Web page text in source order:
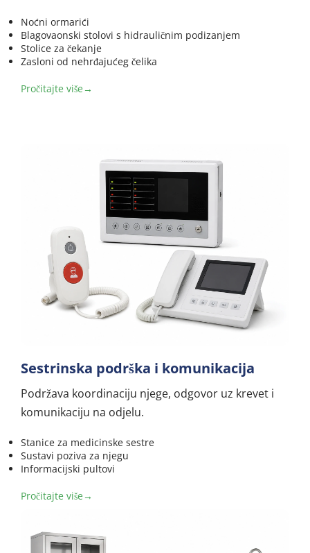
Noćni ormarići
Blagovaonski stolovi s hidrauličnim podizanjem
Stolice za čekanje
Zasloni od nehrđajućeg čelika
Pročitajte više→
Sestrinska podrška i komunikacija
Podržava koordinaciju njege, odgovor uz krevet i
komunikaciju na odjelu.
Stanice za medicinske sestre
Sustavi poziva za njegu
Informacijski pultovi
Pročitajte više→